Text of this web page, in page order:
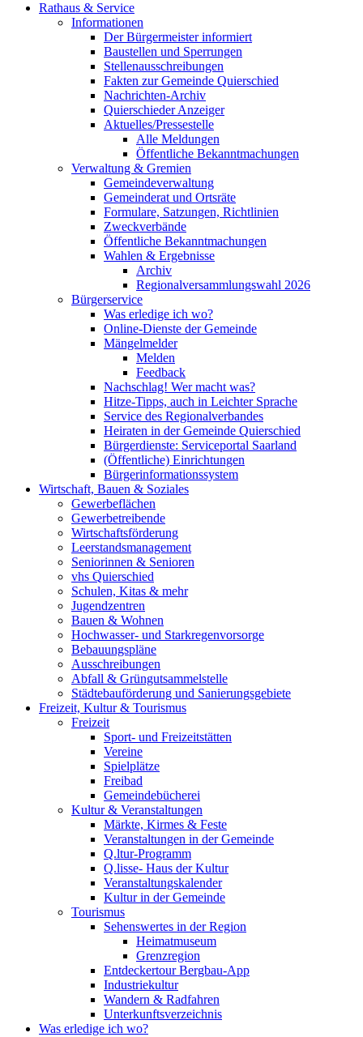
Rathaus & Service
Informationen
Der Bürgermeister informiert
Baustellen und Sperrungen
Stellenausschreibungen
Fakten zur Gemeinde Quierschied
Nachrichten-Archiv
Quierschieder Anzeiger
Aktuelles/Pressestelle
Alle Meldungen
Öffentliche Bekanntmachungen
Verwaltung & Gremien
Gemeindeverwaltung
Gemeinderat und Ortsräte
Formulare, Satzungen, Richtlinien
Zweckverbände
Öffentliche Bekanntmachungen
Wahlen & Ergebnisse
Archiv
Regionalversammlungswahl 2026
Bürgerservice
Was erledige ich wo?
Online-Dienste der Gemeinde
Mängelmelder
Melden
Feedback
Nachschlag! Wer macht was?
Hitze-Tipps, auch in Leichter Sprache
Service des Regionalverbandes
Heiraten in der Gemeinde Quierschied
Bürgerdienste: Serviceportal Saarland
(Öffentliche) Einrichtungen
Bürgerinformationssystem
Wirtschaft, Bauen & Soziales
Gewerbeflächen
Gewerbetreibende
Wirtschaftsförderung
Leerstandsmanagement
Seniorinnen & Senioren
vhs Quierschied
Schulen, Kitas & mehr
Jugendzentren
Bauen & Wohnen
Hochwasser- und Starkregenvorsorge
Bebauungspläne
Ausschreibungen
Abfall & Grüngutsammelstelle
Städtebauförderung und Sanierungsgebiete
Freizeit, Kultur & Tourismus
Freizeit
Sport- und Freizeitstätten
Vereine
Spielplätze
Freibad
Gemeindebücherei
Kultur & Veranstaltungen
Märkte, Kirmes & Feste
Veranstaltungen in der Gemeinde
Q.ltur-Programm
Q.lisse- Haus der Kultur
Veranstaltungskalender
Kultur in der Gemeinde
Tourismus
Sehenswertes in der Region
Heimatmuseum
Grenzregion
Entdeckertour Bergbau-App
Industriekultur
Wandern & Radfahren
Unterkunftsverzeichnis
Was erledige ich wo?